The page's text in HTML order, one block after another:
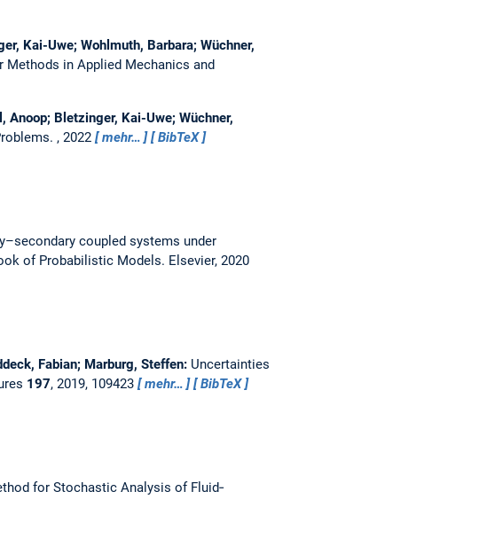
Kai-Uwe; Wohlmuth, Barbara; Wüchner,
Methods in Applied Mechanics and
Bletzinger, Kai-Uwe; Wüchner,
, 2022 mehr…
BibTeX
coupled systems under
of Probabilistic Models. Elsevier, 2020
Fabian; Marburg, Steffen: Uncertainties
197, 2019, 109423 mehr…
BibTeX
for Stochastic Analysis of Fluid‐